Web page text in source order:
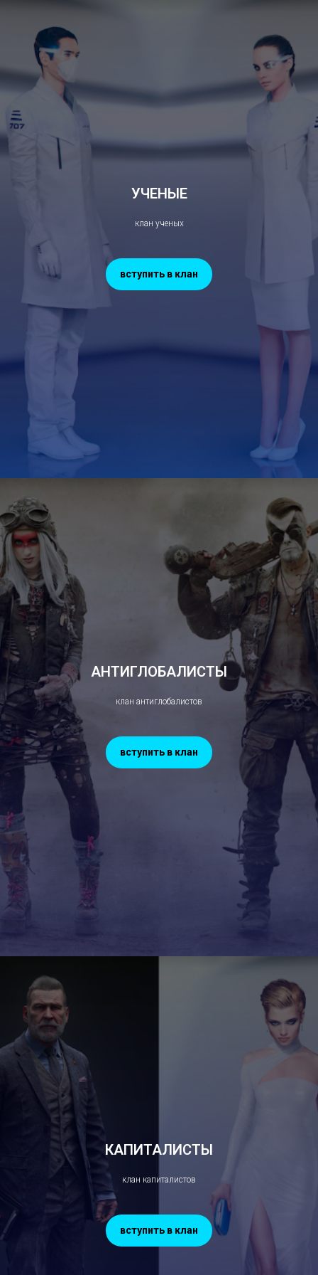
УЧЕНЫЕ
клан ученых
вступить в клан
АНТИГЛОБАЛИСТЫ
клан антиглобалистов
вступить в клан
КАПИТАЛИСТЫ
клан капиталистов
вступить в клан